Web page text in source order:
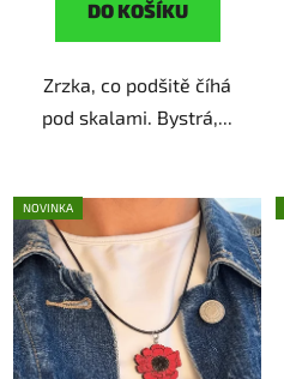
DO KOŠÍKU
Zrzka, co podšitě číhá
pod skalami. Bystrá,...
NOVINKA